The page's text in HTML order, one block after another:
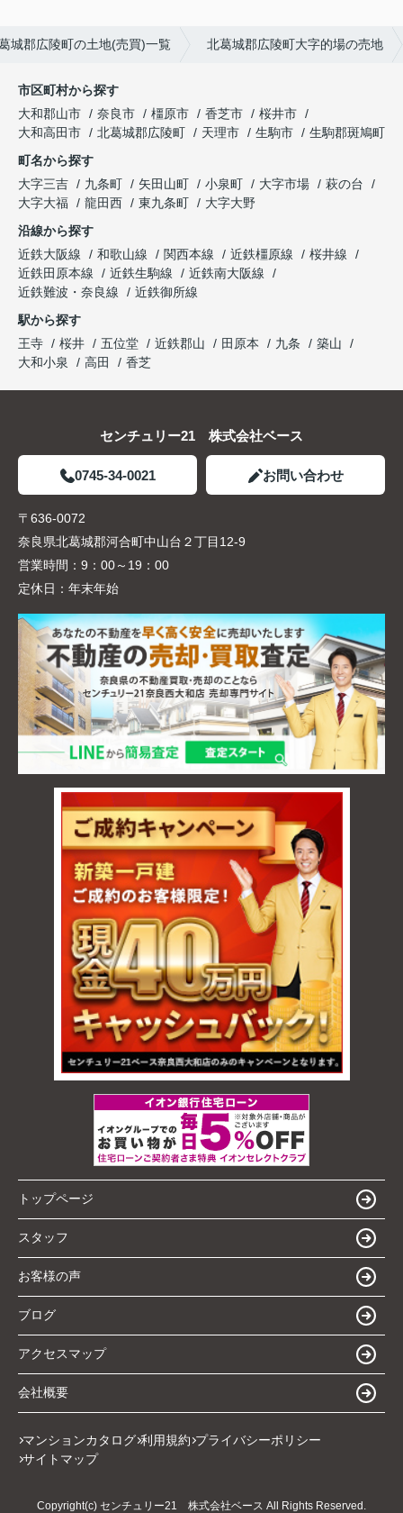
城郡広陵町の土地(売買)一覧 北葛城郡広陵町大字的場の売地
市区町村から探す
大和郡山市
奈良市 橿原市 香芝市
桜井市
大和高田市
北葛城郡広陵町 天理市 生駒市
生駒郡斑鳩町
町名から探す
大字三吉
九条町 矢田山町 小泉町 大字市場
萩の台
大字大福
龍田西 東九条町
大字大野
沿線から探す
近鉄大阪線
和歌山線 関西本線 近鉄橿原線
桜井線
近鉄田原本線
近鉄生駒線
近鉄南大阪線
近鉄難波・奈良線
近鉄御所線
駅から探す
王寺
桜井 五位堂 近鉄郡山 田原本 九条
築山
大和小泉
高田 香芝
センチュリー21 株式会社ベース
0745-34-0021 お問い合わせ
〒636-0072
奈良県北葛城郡河合町中山台２丁目12-9
営業時間： 9：00～19：00
定休日： 年末年始
トップページ
スタッフ
お客様の声
ブログ
アクセスマップ
会社概要
マンションカタログ 利用規約 プライバシーポリシー
サイトマップ
Copyright(c) センチュリー21 株式会社ベース All Rights Reserved.